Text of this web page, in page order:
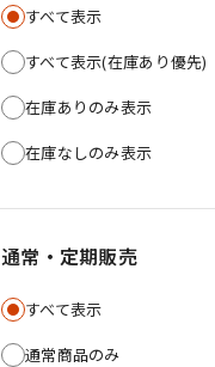
すべて表示
すべて表示(在庫あり優先)
在庫ありのみ表示
在庫なしのみ表示
通常・定期販売
すべて表示
通常商品のみ